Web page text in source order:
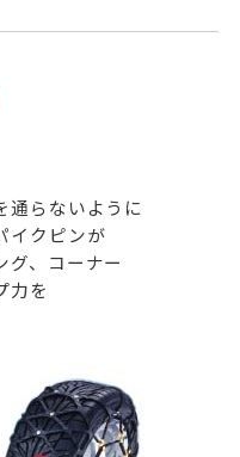
通らないように
イクピンが
グ、コーナー
力を